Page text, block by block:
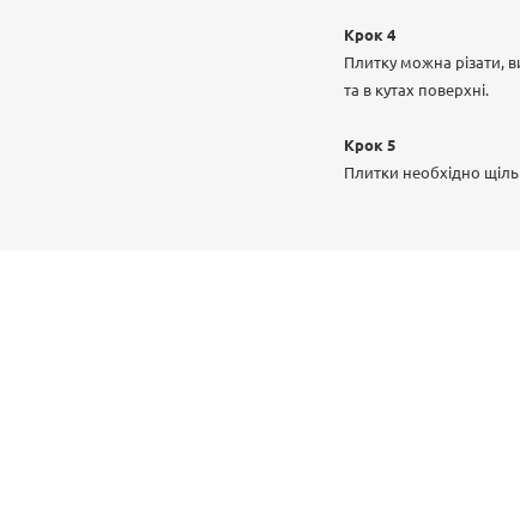
Крок 4
Плитку можна різати,
та в кутах поверхні.
Крок 5
Плитки необхідно